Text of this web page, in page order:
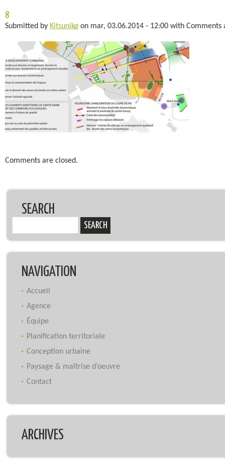
8
Submitted by Kitsunikø on mar, 03.06.2014 - 12:00 with Comments
Comments are closed.
SEARCH
NAVIGATION
Accueil
Agence
Équipe
Planification territoriale
Conception urbaine
Paysage & maîtrise d’oeuvre
Contact
ARCHIVES